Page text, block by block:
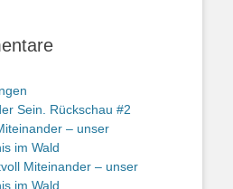
Sein. Rückschau #2
– unser
im Wald
Miteinander – unser
im Wald